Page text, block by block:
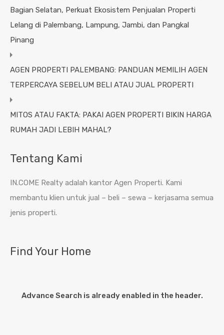
Bagian Selatan, Perkuat Ekosistem Penjualan Properti
Lelang di Palembang, Lampung, Jambi, dan Pangkal
Pinang
AGEN PROPERTI PALEMBANG: PANDUAN MEMILIH AGEN
TERPERCAYA SEBELUM BELI ATAU JUAL PROPERTI
MITOS ATAU FAKTA: PAKAI AGEN PROPERTI BIKIN HARGA
RUMAH JADI LEBIH MAHAL?
Tentang Kami
IN.COME Realty adalah kantor Agen Properti. Kami
membantu klien untuk jual – beli – sewa – kerjasama semua
jenis properti.
Find Your Home
Advance Search is already enabled in the header.